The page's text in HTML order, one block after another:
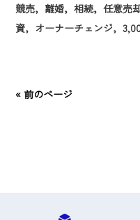
競売，離婚，相続，任意売
資，オーナーチェンジ，
« 前のページ